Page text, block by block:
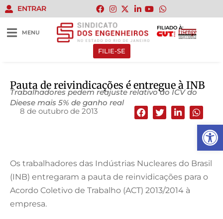
Abrir
ENTRAR
MENU
FILIADO À:
FILIE-SE
Pauta de reivindicações é entregue à INB
Trabalhadores pedem reajuste relativo ao ICV do
Dieese mais 5% de ganho real
8 de outubro de 2013
Os trabalhadores das Indústrias Nucleares do Brasil
(INB) entregaram a pauta de reinvidicações para o
Acordo Coletivo de Trabalho (ACT) 2013/2014 à
empresa.